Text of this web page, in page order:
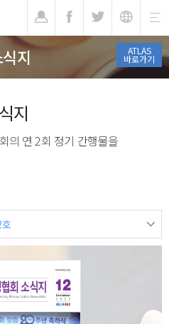
ATLAS
바로가기
지
지
의 연 2회 정기 간행물을